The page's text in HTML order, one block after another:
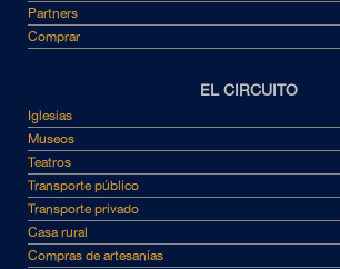
Partners
Comprar
EL CIRCUITO
Iglesias
Museos
Teatros
Transporte público
Transporte privado
Casa rural
Compras de artesanías